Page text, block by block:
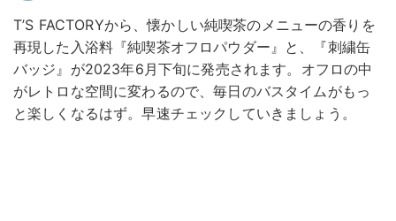
T’S FACTORYから、懐かしい純喫茶のメニューの香りを
再現した入浴料『純喫茶オフロパウダー』と、『刺繍缶
バッジ』が2023年6月下旬に発売されます。オフロの中
がレトロな空間に変わるので、毎日のバスタイムがもっ
と楽しくなるはず。早速チェックしていきましょう。